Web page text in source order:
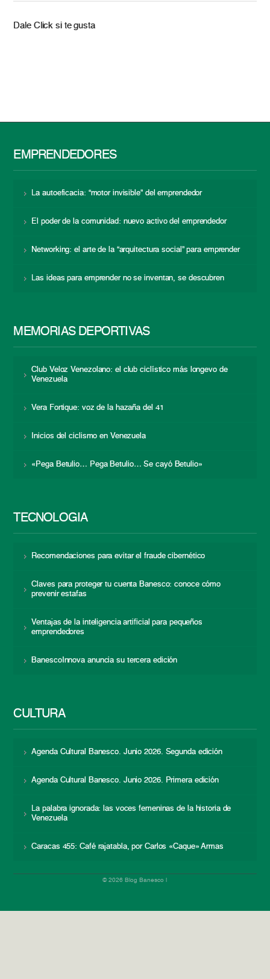
Dale Click si te gusta
EMPRENDEDORES
La autoeficacia: “motor invisible” del emprendedor
El poder de la comunidad: nuevo activo del emprendedor
Networking: el arte de la “arquitectura social” para emprender
Las ideas para emprender no se inventan, se descubren
MEMORIAS DEPORTIVAS
Club Veloz Venezolano: el club ciclístico más longevo de
Venezuela
Vera Fortique: voz de la hazaña del 41
Inicios del ciclismo en Venezuela
«Pega Betulio… Pega Betulio… Se cayó Betulio»
TECNOLOGÍA
Recomendaciones para evitar el fraude cibernético
Claves para proteger tu cuenta Banesco: conoce cómo
prevenir estafas
Ventajas de la inteligencia artificial para pequeños
emprendedores
BanescoInnova anuncia su tercera edición
CULTURA
Agenda Cultural Banesco. Junio 2026. Segunda edición
Agenda Cultural Banesco. Junio 2026. Primera edición
La palabra ignorada: las voces femeninas de la historia de
Venezuela
Caracas 455: Café rajatabla, por Carlos «Caque» Armas
© 2026 Blog Banesco |